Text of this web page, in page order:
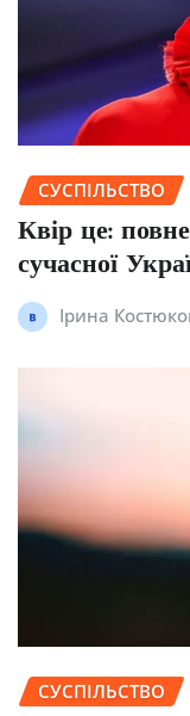
СУСПІЛЬСТВО
Квір це:
сучасної
Ірина
СУСПІЛЬСТВО